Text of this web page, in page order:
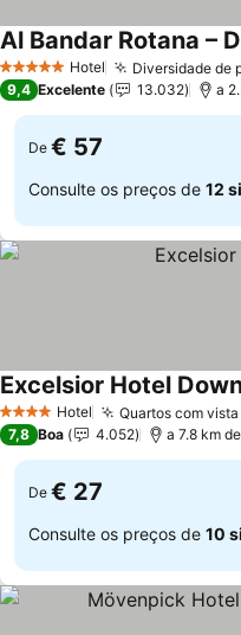
5 Estrelas Hotel Diversidade de
Al Bandar Rotana –
9,4 Excelente 13.032 a
De € 57
Consulte os preços de 12
4 EstrelasHotel Quartos com
Excelsior Hotel
7,8 Boa 4.052 a 7.8 km
De € 27
Consulte os preços de 10